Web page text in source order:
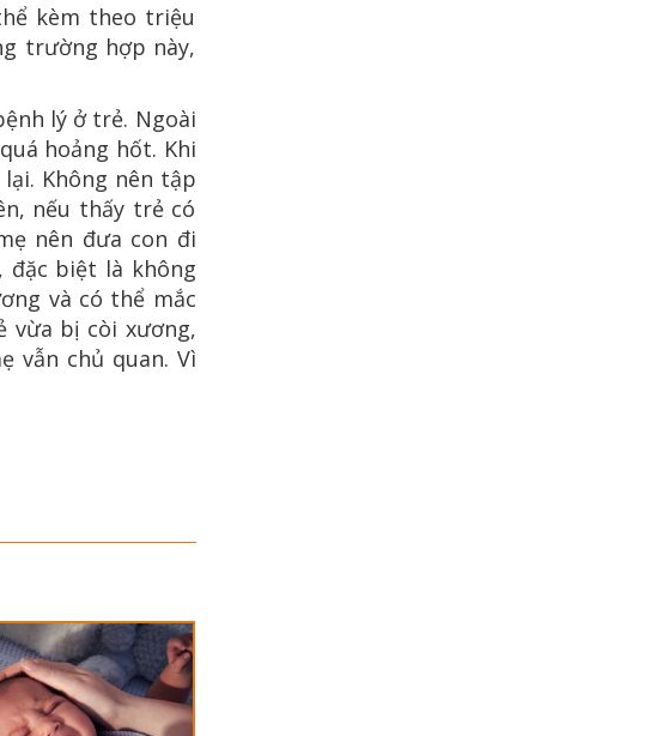
kèm theo triệu
trường hợp này,
lý ở trẻ. Ngoài
hoảng hốt. Khi
Không nên tập
nếu thấy trẻ có
nên đưa con đi
đặc biệt là không
và có thể mắc
vừa bị còi xương,
vẫn chủ quan. Vì